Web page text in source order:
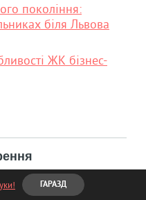
покоління:
біля Львова
ЖК бізнес-
ГАРАЗД